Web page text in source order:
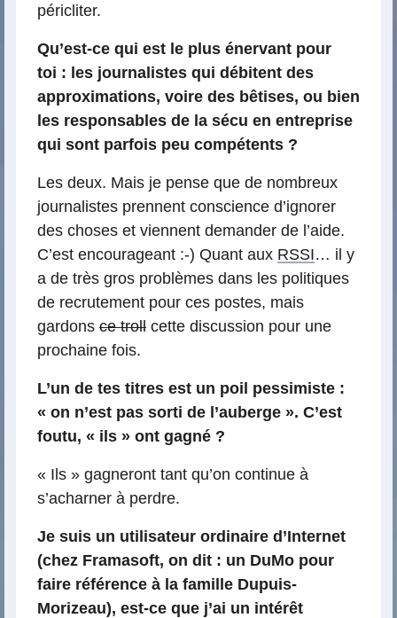
péricliter.
Qu’est-ce qui est le plus énervant pour
toi : les journalistes qui débitent des
approximations, voire des bêtises, ou bien
les responsables de la sécu en entreprise
qui sont parfois peu compétents ?
Les deux. Mais je pense que de nombreux
journalistes prennent conscience d’ignorer
des choses et viennent demander de l’aide.
C’est encourageant :-) Quant aux RSSI… il y
a de très gros problèmes dans les politiques
de recrutement pour ces postes, mais
gardons ce troll cette discussion pour une
prochaine fois.
L’un de tes titres est un poil pessimiste :
« on n’est pas sorti de l’auberge ». C’est
foutu, « ils » ont gagné ?
« Ils » gagneront tant qu’on continue à
s’acharner à perdre.
Je suis un utilisateur ordinaire d’Internet
(chez Framasoft, on dit : un DuMo pour
faire référence à la famille Dupuis-
Morizeau), est-ce que j’ai un intérêt